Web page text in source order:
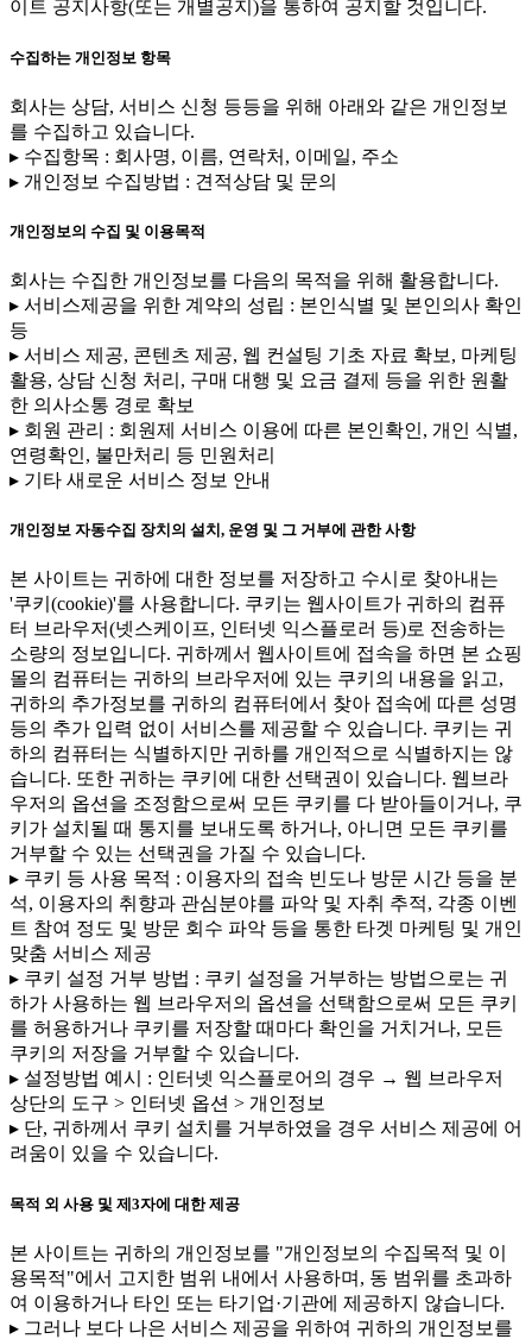
이트 공지사항(또는 개별공지)을 통하여 공지할 것입니다.
수집하는 개인정보 항목
회사는 상담, 서비스 신청 등등을 위해 아래와 같은 개인정보
를 수집하고 있습니다.
▸ 수집항목 : 회사명, 이름, 연락처, 이메일, 주소
▸ 개인정보 수집방법 : 견적상담 및 문의
개인정보의 수집 및 이용목적
회사는 수집한 개인정보를 다음의 목적을 위해 활용합니다.
▸ 서비스제공을 위한 계약의 성립 : 본인식별 및 본인의사 확인
등
▸ 서비스 제공, 콘텐츠 제공, 웹 컨설팅 기초 자료 확보, 마케팅
활용, 상담 신청 처리, 구매 대행 및 요금 결제 등을 위한 원활
한 의사소통 경로 확보
▸ 회원 관리 : 회원제 서비스 이용에 따른 본인확인, 개인 식별,
연령확인, 불만처리 등 민원처리
▸ 기타 새로운 서비스 정보 안내
개인정보 자동수집 장치의 설치, 운영 및 그 거부에 관한 사항
본 사이트는 귀하에 대한 정보를 저장하고 수시로 찾아내는
'쿠키(cookie)'를 사용합니다. 쿠키는 웹사이트가 귀하의 컴퓨
터 브라우저(넷스케이프, 인터넷 익스플로러 등)로 전송하는
소량의 정보입니다. 귀하께서 웹사이트에 접속을 하면 본 쇼핑
몰의 컴퓨터는 귀하의 브라우저에 있는 쿠키의 내용을 읽고,
귀하의 추가정보를 귀하의 컴퓨터에서 찾아 접속에 따른 성명
등의 추가 입력 없이 서비스를 제공할 수 있습니다. 쿠키는 귀
하의 컴퓨터는 식별하지만 귀하를 개인적으로 식별하지는 않
습니다. 또한 귀하는 쿠키에 대한 선택권이 있습니다. 웹브라
우저의 옵션을 조정함으로써 모든 쿠키를 다 받아들이거나, 쿠
키가 설치될 때 통지를 보내도록 하거나, 아니면 모든 쿠키를
거부할 수 있는 선택권을 가질 수 있습니다.
▸ 쿠키 등 사용 목적 : 이용자의 접속 빈도나 방문 시간 등을 분
석, 이용자의 취향과 관심분야를 파악 및 자취 추적, 각종 이벤
트 참여 정도 및 방문 회수 파악 등을 통한 타겟 마케팅 및 개인
맞춤 서비스 제공
▸ 쿠키 설정 거부 방법 : 쿠키 설정을 거부하는 방법으로는 귀
하가 사용하는 웹 브라우저의 옵션을 선택함으로써 모든 쿠키
를 허용하거나 쿠키를 저장할 때마다 확인을 거치거나, 모든
쿠키의 저장을 거부할 수 있습니다.
▸ 설정방법 예시 : 인터넷 익스플로어의 경우 → 웹 브라우저
상단의 도구 > 인터넷 옵션 > 개인정보
▸ 단, 귀하께서 쿠키 설치를 거부하였을 경우 서비스 제공에 어
려움이 있을 수 있습니다.
목적 외 사용 및 제3자에 대한 제공
본 사이트는 귀하의 개인정보를 "개인정보의 수집목적 및 이
용목적"에서 고지한 범위 내에서 사용하며, 동 범위를 초과하
여 이용하거나 타인 또는 타기업·기관에 제공하지 않습니다.
▸ 그러나 보다 나은 서비스 제공을 위하여 귀하의 개인정보를